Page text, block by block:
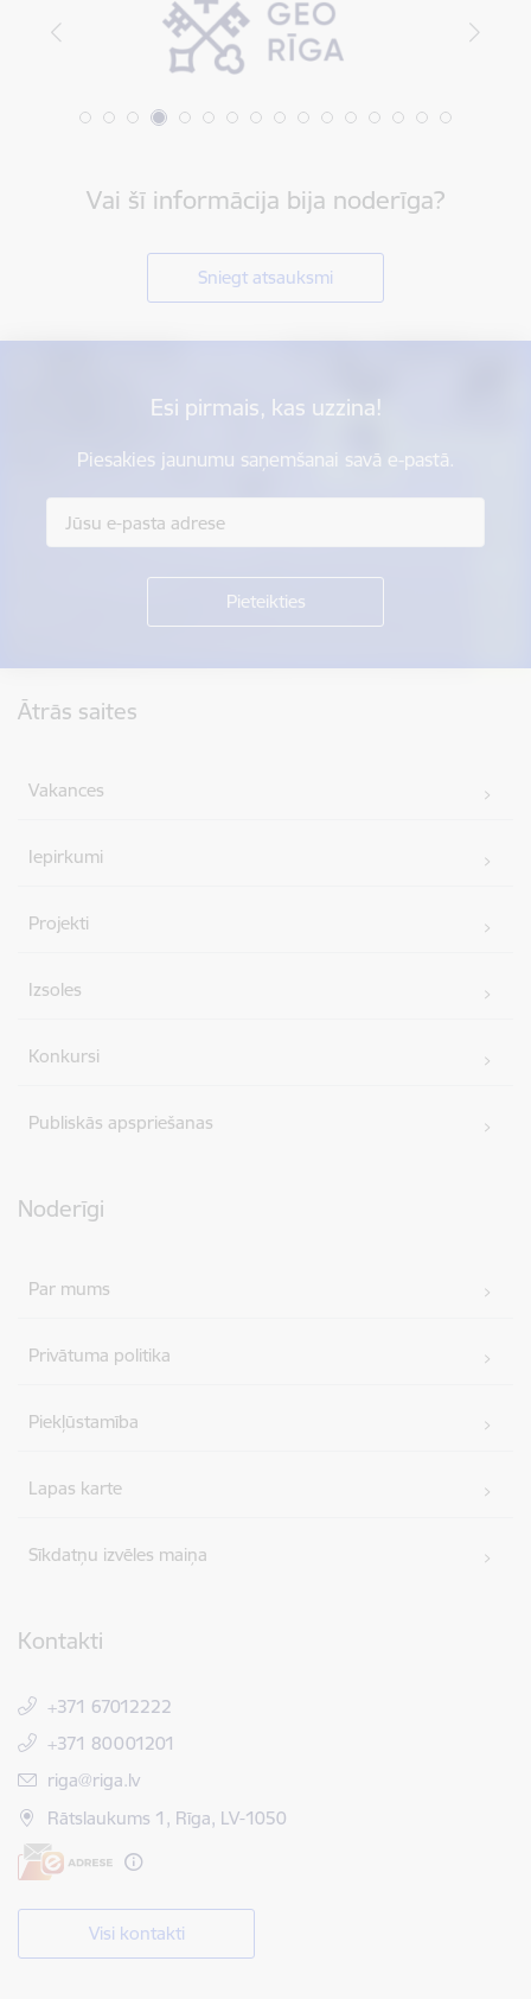
Vai šī informācija bija noderīga?
Sniegt atsauksmi
Esi pirmais, kas uzzina!
Piesakies jaunumu saņemšanai savā e-pastā.
Ātrās saites
Vakances
Iepirkumi
Projekti
Izsoles
Konkursi
Publiskās apspriešanas
Noderīgi
Par mums
Privātuma politika
Piekļūstamība
Lapas karte
Sīkdatņu izvēles maiņa
Kontakti
+371 67012222
+371 80001201
E-pasts:
riga@riga.lv
Rātslaukums 1, Rīga, LV-1050
Visi kontakti